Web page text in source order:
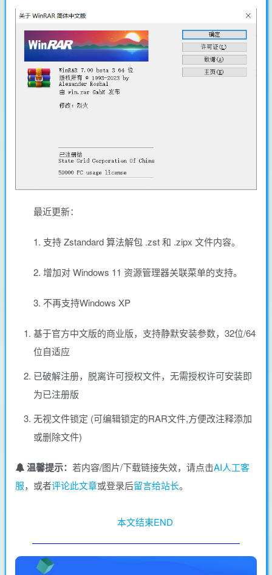
最近更新：
1. 支持 Zstandard 算法解包 .zst 和 .zipx 文件内容。
2. 增加对 Windows 11 资源管理器关联菜单的支持。
3. 不再支持Windows XP
基于官方中文版的商业版，支持静默安装参数，32位/64
位自适应
已破解注册，脱离许可授权文件，无需授权许可安装即
为已注册版
无视文件锁定 (可编辑锁定的RAR文件,方便改注释添加
或删除文件)
温馨提示： 若内容/图片/下载链接失效，请点击AI人工客
服，或者评论此文章或登录后留言给站长。
本文结束END